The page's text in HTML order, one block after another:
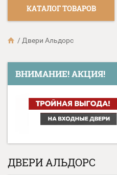
КАТАЛОГ ТОВАРОВ
/ Двери Альдорс
ВНИМАНИЕ! АКЦИЯ!
ДВЕРИ АЛЬДОРС